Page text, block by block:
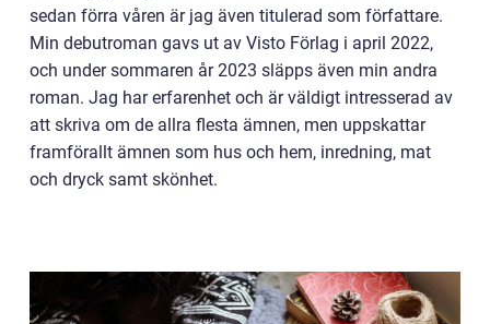
sedan förra våren är jag även titulerad som författare.
Min debutroman gavs ut av Visto Förlag i april 2022,
och under sommaren år 2023 släpps även min andra
roman. Jag har erfarenhet och är väldigt intresserad av
att skriva om de allra flesta ämnen, men uppskattar
framförallt ämnen som hus och hem, inredning, mat
och dryck samt skönhet.